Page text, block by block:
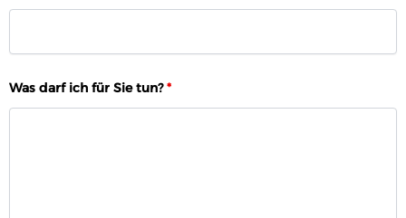
Was darf ich für Sie tun?*